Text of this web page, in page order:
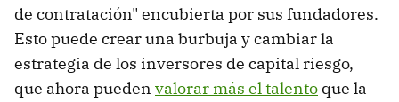
de contratación" encubierta por sus fundadores.
Esto puede crear una burbuja y cambiar la
estrategia de los inversores de capital riesgo,
que ahora pueden valorar más el talento que la